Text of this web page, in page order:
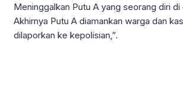
Meninggalkan Putu A yang seorang diri di
Akhirnya Putu A diamankan warga dan
dilaporkan ke kepolisian,”.